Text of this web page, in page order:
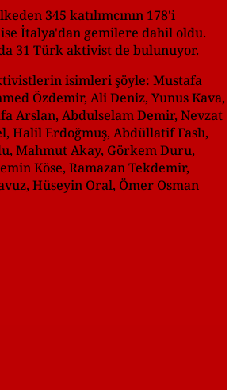
345 katılımcının 178'i
İtalya'dan gemilere dahil oldu.
31 Türk aktivist de bulunuyor.
isimleri şöyle: Mustafa
Özdemir, Ali Deniz, Yunus Kava,
Arslan, Abdulselam Demir, Nevzat
Halil Erdoğmuş, Abdüllatif Faslı,
Mahmut Akay, Görkem Duru,
Köse, Ramazan Tekdemir,
Hüseyin Oral, Ömer Osman